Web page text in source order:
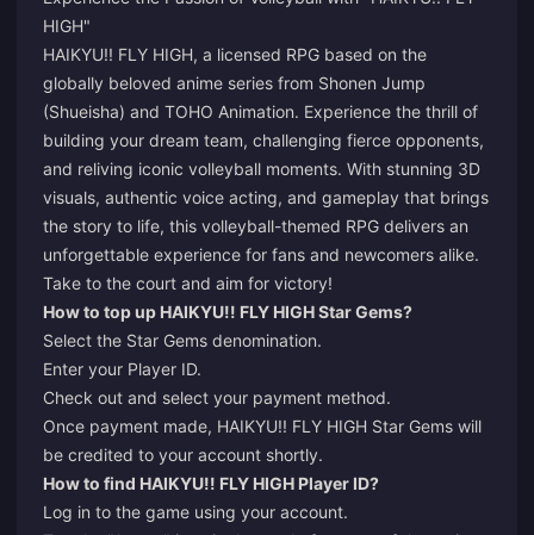
HIGH"
HAIKYU!! FLY HIGH, a licensed RPG based on the
globally beloved anime series from Shonen Jump
(Shueisha) and TOHO Animation. Experience the thrill of
building your dream team, challenging fierce opponents,
and reliving iconic volleyball moments. With stunning 3D
visuals, authentic voice acting, and gameplay that brings
the story to life, this volleyball-themed RPG delivers an
unforgettable experience for fans and newcomers alike.
Take to the court and aim for victory!
How to top up HAIKYU!! FLY HIGH Star Gems?
Select the Star Gems denomination.
Enter your Player ID.
Check out and select your payment method.
Once payment made, HAIKYU!! FLY HIGH Star Gems will
be credited to your account shortly.
How to find HAIKYU!! FLY HIGH Player ID?
Log in to the game using your account.